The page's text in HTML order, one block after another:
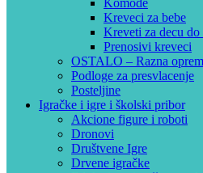
Komode
Kreveci za bebe
Kreveti za decu do
Prenosivi kreveci
OSTALO – Razna
Podloge za presvlacenje
Posteljine
Igračke i igre i školski pribor
Akcione figure i roboti
Dronovi
Društvene Igre
Drvene igračke